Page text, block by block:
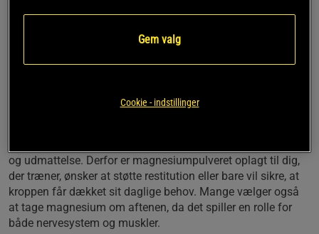
Konsistensen er finkornet, så det opløses hurtigt og nemt,
gennemsigtighed omkring indholdet.
og udmattelse. Derfor er magnesiumpulveret oplagt til dig,
der træner, ønsker at støtte restitution eller bare vil sikre, at
kroppen får dækket sit daglige behov. Mange vælger også
at tage magnesium om aftenen, da det spiller en rolle for
både nervesystem og muskler.
Gem valg
Cookie - indstillinger